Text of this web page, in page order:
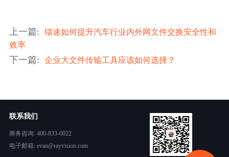
上一篇:
镭速如何提升汽车行业内外网文件交换安全性和
效率
下一篇: 企业大文件传输工具应该如何选择？
联系我们
商务咨询: 400-833-6022
电子邮箱: evan@rayvision.com